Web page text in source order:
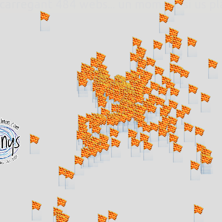
484 webs... un moment si us